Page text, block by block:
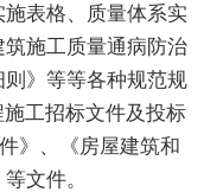
表格、质量体系实
施工质量通病防治
》等等各种规范规
工招标文件及投标
》、《房屋建筑和
文件。